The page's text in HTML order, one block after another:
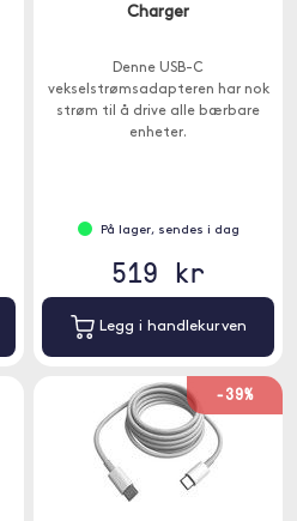
Charger
Denne USB-C
vekselstrømsadapteren har nok
strøm til å drive alle bærbare
enheter.
På lager, sendes i dag
519 kr
Legg i handlekurven
-39%